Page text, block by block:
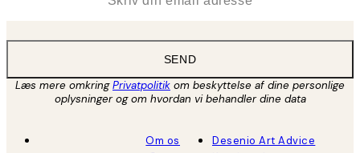
SEND
Læs mere omkringPrivatpolitik om beskyttelse af dine personlige
oplysninger og om hvordan vi behandler dine data
Om os
Desenio Art Advice